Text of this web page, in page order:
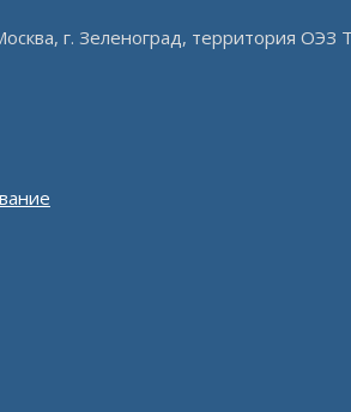
г. Зеленоград, территория ОЭЗ